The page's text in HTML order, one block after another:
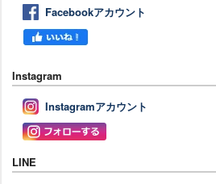
Facebookアカウント
Instagram
Instagramアカウント
LINE